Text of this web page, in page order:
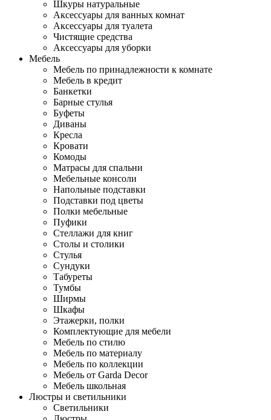
Шкуры натуральные
Аксессуары для ванных комнат
Аксессуары для туалета
Чистящие средства
Аксессуары для уборки
Мебель
Мебель по принадлежности к комнате
Мебель в кредит
Банкетки
Барные стулья
Буфеты
Диваны
Кресла
Кровати
Комоды
Матрасы для спальни
Мебельные консоли
Напольные подставки
Подставки под цветы
Полки мебельные
Пуфики
Стеллажи для книг
Столы и столики
Стулья
Сундуки
Табуреты
Тумбы
Ширмы
Шкафы
Этажерки, полки
Комплектующие для мебели
Мебель по стилю
Мебель по материалу
Мебель по коллекции
Мебель от Garda Decor
Мебель школьная
Люстры и светильники
Светильники